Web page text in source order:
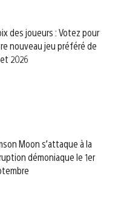
des joueurs : Votez pour
nouveau jeu préféré de
2026
Moon s’attaque à la
démoniaque le 1er